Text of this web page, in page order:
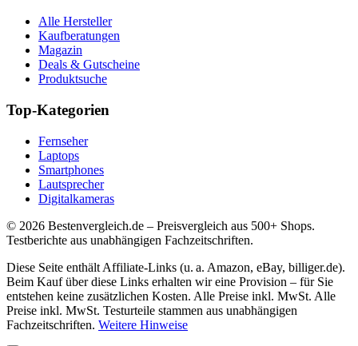
Alle Hersteller
Kaufberatungen
Magazin
Deals & Gutscheine
Produktsuche
Top-Kategorien
Fernseher
Laptops
Smartphones
Lautsprecher
Digitalkameras
© 2026 Bestenvergleich.de – Preisvergleich aus 500+ Shops.
Testberichte aus unabhängigen Fachzeitschriften.
Diese Seite enthält Affiliate-Links (u. a. Amazon, eBay, billiger.de).
Beim Kauf über diese Links erhalten wir eine Provision – für Sie
entstehen keine zusätzlichen Kosten. Alle Preise inkl. MwSt. Alle
Preise inkl. MwSt. Testurteile stammen aus unabhängigen
Fachzeitschriften. Weitere Hinweise